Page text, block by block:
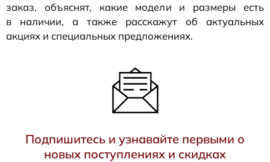
заказ, объяснят, какие модели и размеры есть
в наличии, а также расскажут об актуальных
акциях и специальных предложениях.
Подпишитесь и узнавайте первыми о
новых поступлениях и скидках